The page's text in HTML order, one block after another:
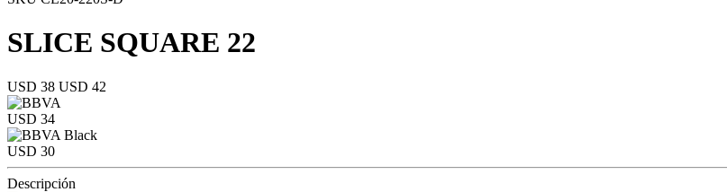
SLICE SQUARE 22
USD 38 USD 42
USD 34
USD 30
Descripción